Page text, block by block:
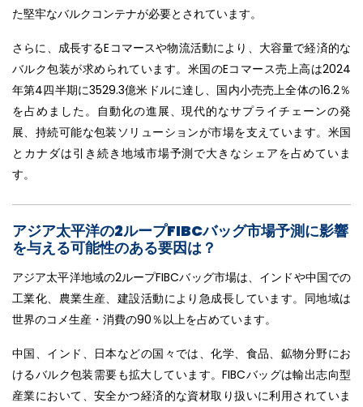
た堅牢なバルクコンテナが必要とされています。
さらに、成長するEコマースや物流活動により、大容量で経済的な
バルク包装が求められています。米国のEコマース売上高は2024
年第4四半期に3529.3億米ドルに達し、国内小売売上全体の16.2％
を占めました。自動化の進展、現代的なサプライチェーンの発
展、持続可能な包装ソリューションが市場を支えています。米国
とカナダは引き続き地域市場予測で大きなシェアを占めていま
す。
アジア太平洋の2ループFIBCバッグ市場予測に影響
を与える可能性のある要因は？
アジア太平洋地域の2ループFIBCバッグ市場は、インドや中国での
工業化、農業生産、建設活動により急成長しています。同地域は
世界のコメ生産・消費の90％以上を占めています。
中国、インド、日本などの国々では、化学、食品、鉱物分野にお
けるバルク包装需要も拡大しています。FIBCバッグは輸出志向型
産業において、安全かつ経済的な資材取り扱いに利用されていま